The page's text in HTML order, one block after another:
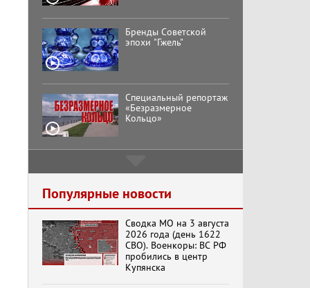
Бренды Советской
эпохи "Гжель"
Специальный репортаж
«Безразмерное
Кольцо»
РОССИИ! Обращение
Председателя ЦК
Государственной Думе
РФ (28.07.2026)
Документальный
фильм "Империализм и
террор"
Популярные новости
Сводка МО на 3 августа
2026 года (день 1622
СВО). Военкоры: ВС РФ
пробились в центр
Купянска